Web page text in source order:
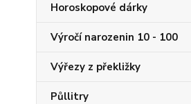
Horoskopové dárky
Výročí narozenin 10 - 100
Výřezy z překližky
Půllitry